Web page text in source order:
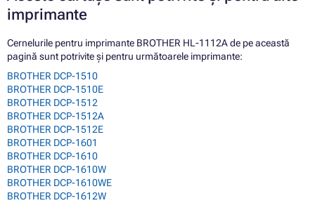
imprimante
Cernelurile pentru imprimante BROTHER HL-1112A de pe această
pagină sunt potrivite și pentru următoarele imprimante:
BROTHER DCP-1510
BROTHER DCP-1510E
BROTHER DCP-1512
BROTHER DCP-1512A
BROTHER DCP-1512E
BROTHER DCP-1601
BROTHER DCP-1610
BROTHER DCP-1610W
BROTHER DCP-1610WE
BROTHER DCP-1612W